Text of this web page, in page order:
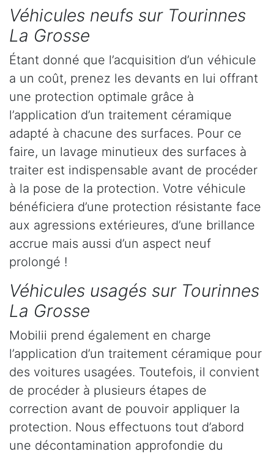
Véhicules neufs sur Tourinnes
La Grosse
Étant donné que l’acquisition d’un véhicule
a un coût, prenez les devants en lui offrant
une protection optimale grâce à
l’application d’un traitement céramique
adapté à chacune des surfaces. Pour ce
faire, un lavage minutieux des surfaces à
traiter est indispensable avant de procéder
à la pose de la protection. Votre véhicule
bénéficiera d’une protection résistante face
aux agressions extérieures, d’une brillance
accrue mais aussi d’un aspect neuf
prolongé !
Véhicules usagés sur Tourinnes
La Grosse
Mobilii prend également en charge
l’application d’un traitement céramique pour
des voitures usagées. Toutefois, il convient
de procéder à plusieurs étapes de
correction avant de pouvoir appliquer la
protection. Nous effectuons tout d’abord
une décontamination approfondie du